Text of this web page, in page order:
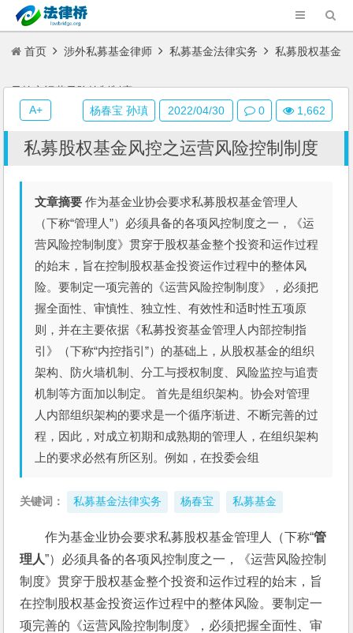
首页 涉外私募基金律师 私募基金法律实务 私募股权基金
风控之运营风险控制制度
私募股权基金风控之运营风险控制制度
文章摘要 作为基金业协会要求私募股权基金管理人
（下称“管理人”）必须具备的各项风控制度之一，《运
营风险控制制度》贯穿于股权基金整个投资和运作过程
的始末，旨在控制股权基金投资运作过程中的整体风
险。要制定一项完善的《运营风险控制制度》，必须把
握全面性、审慎性、独立性、有效性和适时性五项原
则，并在主要依据《私募投资基金管理人内部控制指
引》（下称“内控指引”）的基础上，从股权基金的组织
架构、防火墙机制、分工与授权制度、风险监控与追责
机制等方面加以制定。 首先是组织架构。协会对管理
人内部组织架构的要求是一个循序渐进、不断完善的过
程，因此，对成立初期和成熟期的管理人，在组织架构
上的要求必然有所区别。例如，在投委会组
关键词： 私募基金法律实务 杨春宝 私募基金
作为基金业协会要求私募股权基金管理人（下称“管
理人”）必须具备的各项风控制度之一，《运营风险控制
制度》贯穿于股权基金整个投资和运作过程的始末，旨
在控制股权基金投资运作过程中的整体风险。要制定一
项完善的《运营风险控制制度》，必须把握全面性、审
杨春宝 孙瑱 2022/04/30 0 1,662
A+